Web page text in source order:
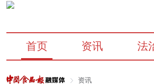
首页 资讯 法
资讯